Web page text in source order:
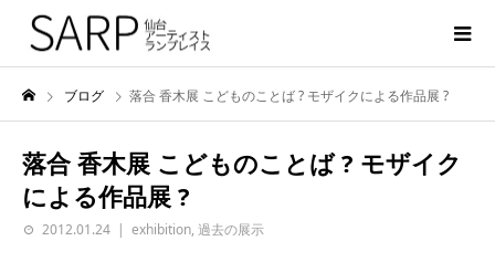
ブログ 落合 香木展 こどものことば ? モザイクによる作品展 ?
落合 香木展 こどものことば ? モザイク
による作品展 ?
2012.01.24 exhibition, 過去の展示